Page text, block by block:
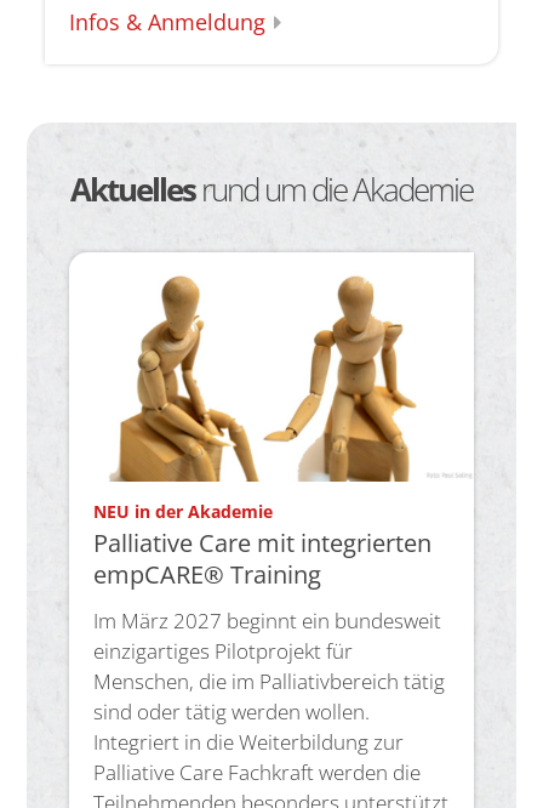
Infos & Anmeldung
Aktuellesrund um die Akademie
NEU in der Akademie:
Palliative Care mit integrierten
empCARE® Training
Im März 2027 beginnt ein bundesweit
einzigartiges Pilotprojekt für
Menschen, die im Palliativbereich tätig
sind oder tätig werden wollen.
Integriert in die Weiterbildung zur
Palliative Care Fachkraft werden die
Teilnehmenden besonders unterstützt